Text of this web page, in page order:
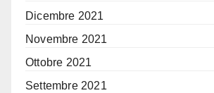
Dicembre 2021
Novembre 2021
Ottobre 2021
Settembre 2021